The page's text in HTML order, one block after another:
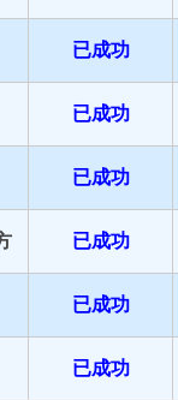
已成功
已成功
已成功
已成功
已成功
已成功